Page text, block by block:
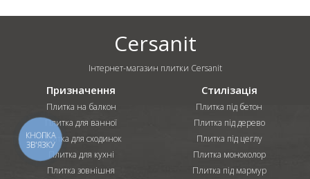
Cersanit
Інтернет-магазин плитки Cersanit
Призначення
Плитка на балкон
Плитка для ванної
Плитка для сходинок
Плитка для кухні
Плитка зовнішня
Стилізація
Плитка під бетон
Плитка під дерево
Плитка під цеглу
Плитка моноколор
Плитка під мармур
КНОПКА
ЗВ'ЯЗКУ